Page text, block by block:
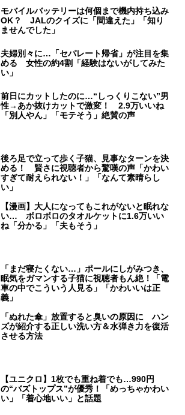
モバイルバッテリーは何個まで機内持ち込み
OK？ JALのクイズに「間違えた」「知り
ませんでした」
夫婦別々に…「セパレート帰省」が注目を集
める 女性の約4割「経験はないがしてみた
い」
前日にカットしたのに…“しっくりこない”男
性→あか抜けカットで激変！ 2.9万いいね
「別人やん」「モテそう」絶賛の声
後ろ足で立って歩く子猫、見事なターンを決
める！ 賢さに視聴者から驚嘆の声「かわい
すぎて耐えられない！」「なんて素晴らし
い」
【漫画】大人になってもこれがないと眠れな
い… ボロボロのタオルケットに1.6万いい
ね「分かる」「夫もそう」
「まだ寝たくない…」ポールにしがみつき、
眠気をガマンする子猫に視聴者もん絶！「電
車の中でこういう人見る」「かわいいは正
義」
「ぬれた傘」放置すると臭いの原因に ハン
ズが紹介する正しい洗い方＆水弾き力を復活
させる方法
【ユニクロ】1枚でも重ね着でも…990円
の“バズトップス”が優秀！「めっちゃかわい
い」「着心地いい」と話題